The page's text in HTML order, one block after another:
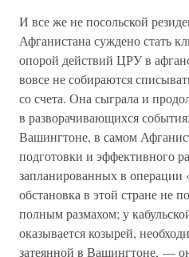
И все же не посольской
Афганистана суждено стать
опорой действий ЦРУ в
вовсе не собираются
со счета. Она сыграла и
в разворачивающихся
Вашингтоне, в самом
подготовки и эффективного
запланированных в операции
обстановка в этой стране не
полным размахом; у
оказывается козырей,
затеянной в Вашингтоне, —